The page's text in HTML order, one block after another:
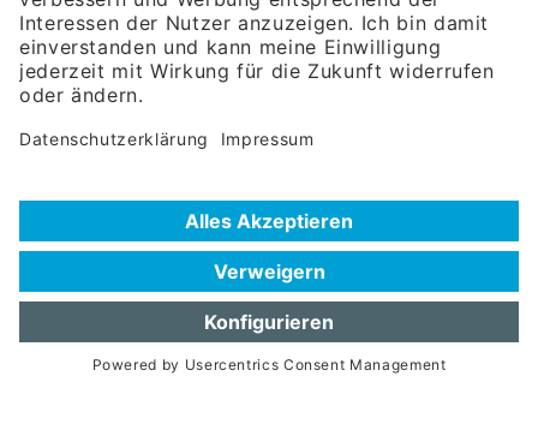
Impressum
Datenschutzerklärung
Barrierefreiheitserklärung
Veranstaltungssuche
Unternehmerreisen
Firmendatenbank